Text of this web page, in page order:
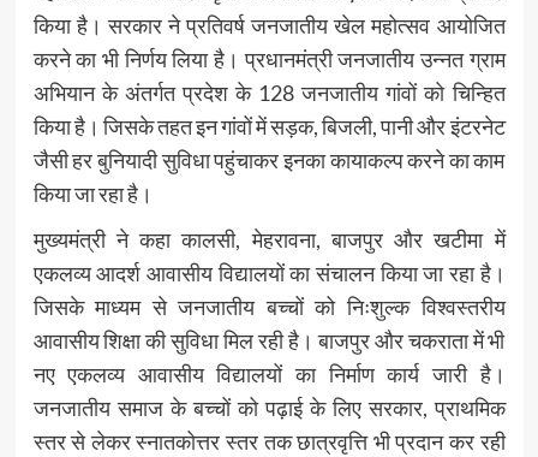
किया है। सरकार ने प्रतिवर्ष जनजातीय खेल महोत्सव आयोजित
करने का भी निर्णय लिया है। प्रधानमंत्री जनजातीय उन्नत ग्राम
अभियान के अंतर्गत प्रदेश के 128 जनजातीय गांवों को चिन्हित
किया है। जिसके तहत इन गांवों में सड़क, बिजली, पानी और इंटरनेट
जैसी हर बुनियादी सुविधा पहुंचाकर इनका कायाकल्प करने का काम
किया जा रहा है।
मुख्यमंत्री ने कहा कालसी, मेहरावना, बाजपुर और खटीमा में
एकलव्य आदर्श आवासीय विद्यालयों का संचालन किया जा रहा है।
जिसके माध्यम से जनजातीय बच्चों को निःशुल्क विश्वस्तरीय
आवासीय शिक्षा की सुविधा मिल रही है। बाजपुर और चकराता में भी
नए एकलव्य आवासीय विद्यालयों का निर्माण कार्य जारी है।
जनजातीय समाज के बच्चों को पढ़ाई के लिए सरकार, प्राथमिक
स्तर से लेकर स्नातकोत्तर स्तर तक छात्रवृत्ति भी प्रदान कर रही